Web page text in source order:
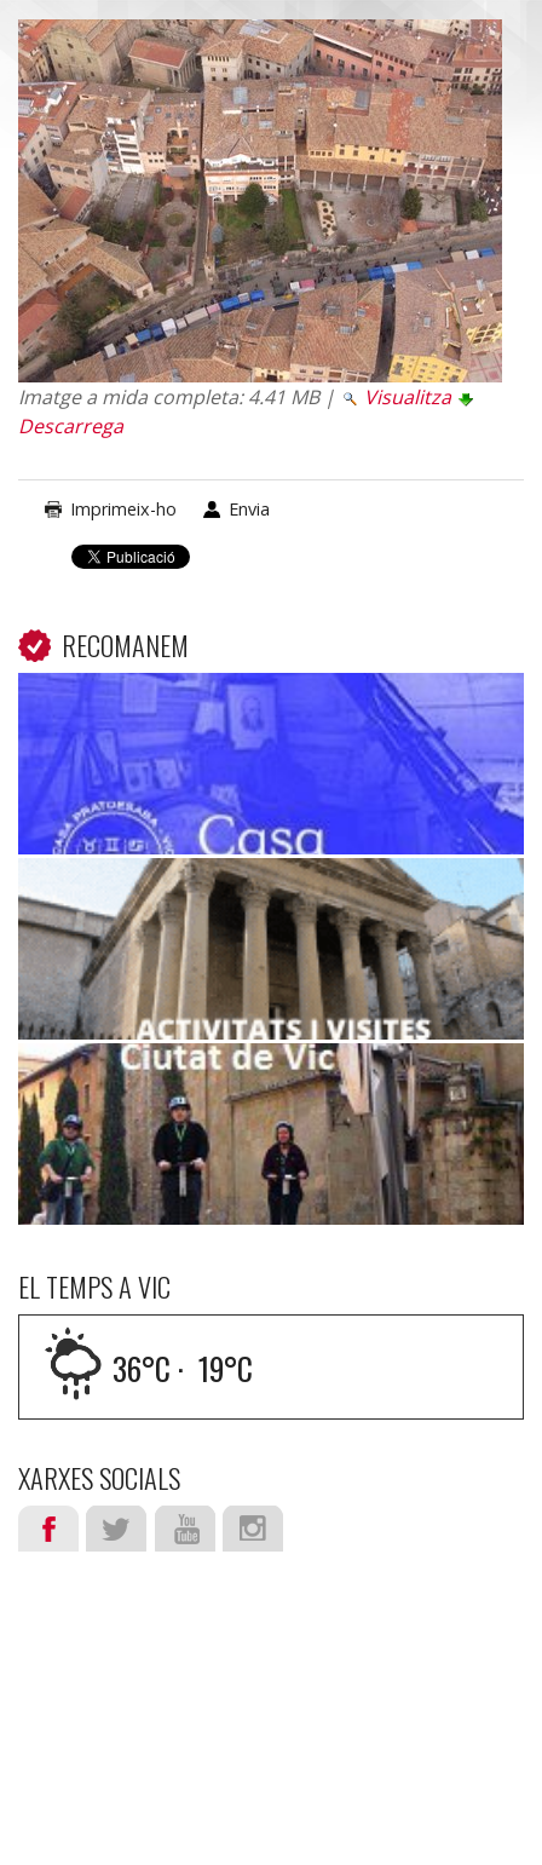
Imatge a mida completa: 4.41 MB|
Visualitza
Descarrega
Imprimeix-ho Envia
RECOMANEM
EL TEMPS A VIC
36°C · 19°C
XARXES SOCIALS